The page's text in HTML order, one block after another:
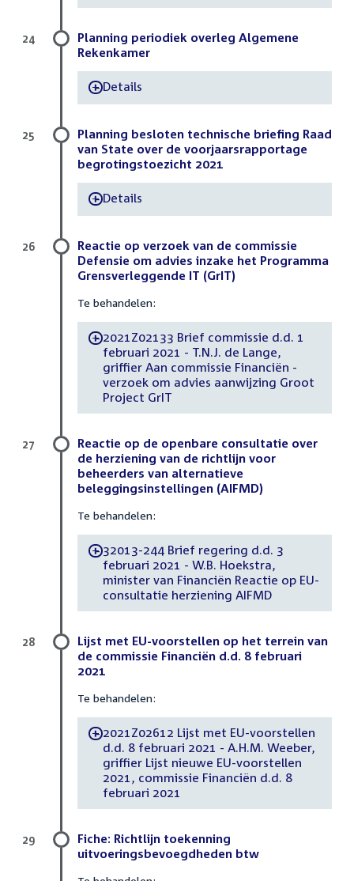
Planning periodiek overleg Algemene
Rekenkamer
-Details
24
Planning besloten technische briefing Raad
van State over de voorjaarsrapportage
begrotingstoezicht 2021
-Details
25
Reactie op verzoek van de commissie
Defensie om advies inzake het Programma
Grensverleggende IT (GrIT)
Te behandelen:
-2021Z02133 Brief commissie d.d. 1
februari 2021 - T.N.J. de Lange,
griffier Aan commissie Financiën -
verzoek om advies aanwijzing Groot
Project GrIT
26
Reactie op de openbare consultatie over
de herziening van de richtlijn voor
beheerders van alternatieve
beleggingsinstellingen (AIFMD)
Te behandelen:
-32013-244 Brief regering d.d. 3
februari 2021 - W.B. Hoekstra,
minister van Financiën Reactie op EU-
consultatie herziening AIFMD
27
Lijst met EU-voorstellen op het terrein van
de commissie Financiën d.d. 8 februari
2021
Te behandelen:
-2021Z02612 Lijst met EU-voorstellen
d.d. 8 februari 2021 - A.H.M. Weeber,
griffier Lijst nieuwe EU-voorstellen
2021, commissie Financiën d.d. 8
februari 2021
28
Fiche: Richtlijn toekenning
uitvoeringsbevoegdheden btw
29